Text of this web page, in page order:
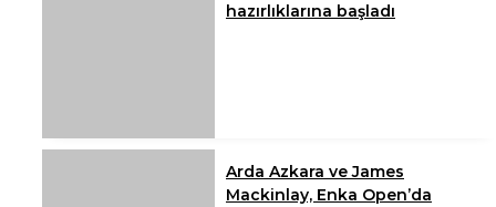
hazırlıklarına başladı
Arda Azkara ve James
Mackinlay, Enka Open’da